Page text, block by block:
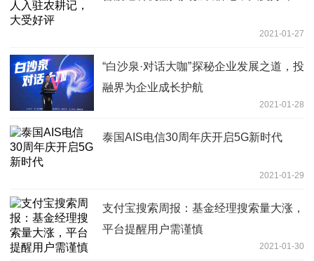
2021-01-27
“白沙泉·对话大咖”探秘企业发展之道，投
融界为企业成长护航
2021-01-28
泰国AIS电信30周年庆开启5G新时代
2021-01-29
支付宝搜索周报：基金经理搜索量大涨，
平台提醒用户需谨慎
2021-01-30